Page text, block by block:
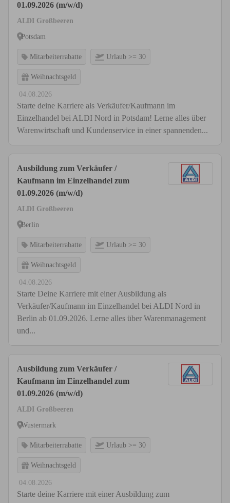
01.09.2026 (m/w/d)
ALDI Großbeeren
Potsdam
Mitarbeiterrabatte Urlaub >= 30
Weihnachtsgeld
04.08.2026
Starte deine Karriere als Verkäufer/Kaufmann im
Einzelhandel bei ALDI Nord in Potsdam! Lerne alles über
Warenwirtschaft und Kundenservice in einer spannenden...
Ausbildung zum Verkäufer /
Kaufmann im Einzelhandel zum
01.09.2026 (m/w/d)
ALDI Großbeeren
Berlin
Mitarbeiterrabatte Urlaub >= 30
Weihnachtsgeld
04.08.2026
Starte Deine Karriere mit einer Ausbildung als
Verkäufer/Kaufmann im Einzelhandel bei ALDI Nord in
Berlin ab 01.09.2026. Lerne alles über Warenmanagement
und...
Ausbildung zum Verkäufer /
Kaufmann im Einzelhandel zum
01.09.2026 (m/w/d)
ALDI Großbeeren
Wustermark
Mitarbeiterrabatte Urlaub >= 30
Weihnachtsgeld
04.08.2026
Starte deine Karriere mit einer Ausbildung zum